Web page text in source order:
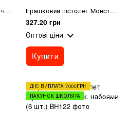
Іграшковий пістолет механічний з барабаном та м'якими набоями (12 шт) Іграшковий пістолет Монстр мех. з барабаном та м'як. набоями (4 шт.)
327.20 грн
Оптові ціни
Купити
ДІЄ: ВИПЛАТА 7000ГРН
ПАКУНОК ШКОЛЯРА